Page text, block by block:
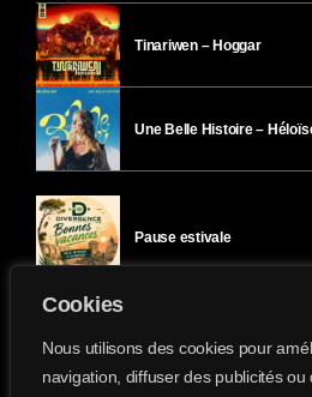
Cookies
Nous utilisons des cookies pour
navigation, diffuser des publicités
Tinariwen – Hoggar
Une Belle Histoire –
Pause estivale